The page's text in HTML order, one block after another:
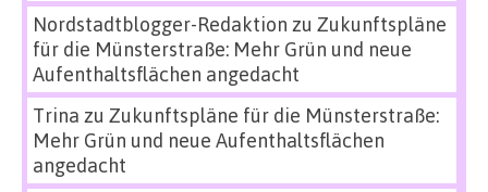
Nordstadtblogger-Redaktion zu Zukunftspläne
für die Münsterstraße: Mehr Grün und neue
Aufenthaltsflächen angedacht
Trina zu Zukunftspläne für die Münsterstraße:
Mehr Grün und neue Aufenthaltsflächen
angedacht